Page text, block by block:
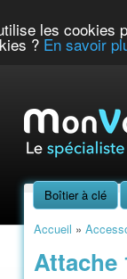
les
? En savoir
Boîtier à clé
Accueil »
Attache